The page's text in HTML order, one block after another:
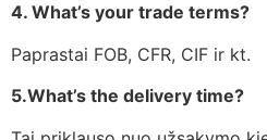
4. What’s your trade terms?
Paprastai FOB, CFR, CIF ir kt.
5.What’s the delivery time?